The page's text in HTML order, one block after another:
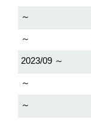
～
～
2023/09 ～
～
～